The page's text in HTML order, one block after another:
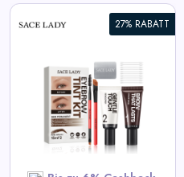
27% RABATT
Langanhaltendes
wasserdichtes Gesichtspuder
View All Sace Lady Deals